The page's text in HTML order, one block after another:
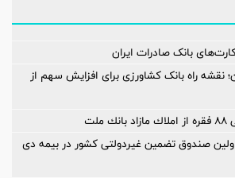
نقشه راه بانک کشاورزی برای افزایش سهم از
صندوق تضمین غیردولتی کشور در بیمه دی